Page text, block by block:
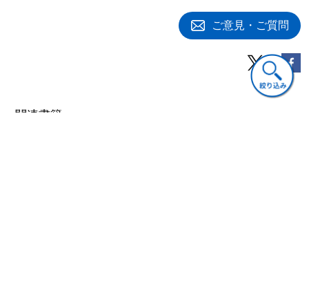
1-1 「三種の神器」の形成と揺らぎ
1-3 「企業と企業との関係」の形成と揺らぎ
1-4 「日本型」の「企業と国家ないし政府との関係」
第７章 パブリック・アカンタビリティとコーポレート・ガバナン
ス
ご意見・ご質問
関連書籍